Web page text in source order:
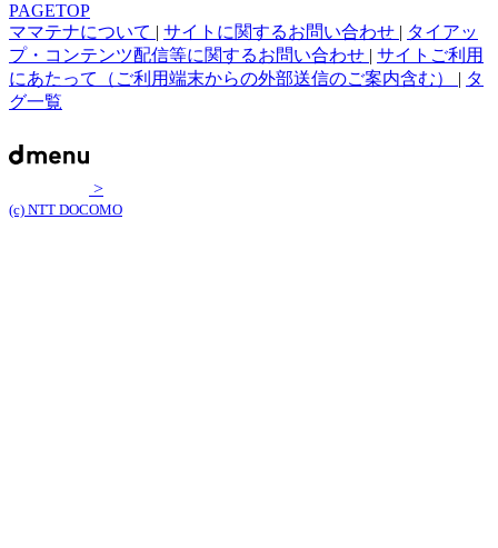
PAGETOP
ママテナについて | サイトに関するお問い合わせ | タイアッ
プ・コンテンツ配信等に関するお問い合わせ | サイトご利用
にあたって（ご利用端末からの外部送信のご案内含む） | タ
グ一覧
>
(c) NTT DOCOMO